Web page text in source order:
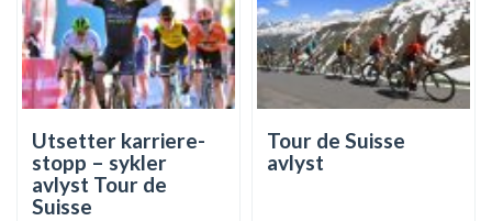
Utsetter karriere-
stopp – sykler
avlyst Tour de
Suisse
Tour de Suisse
avlyst